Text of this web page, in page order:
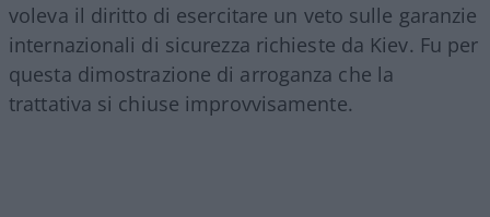
voleva il diritto di esercitare un veto sulle garanzie
internazionali di sicurezza richieste da Kiev. Fu per
questa dimostrazione di arroganza che la
trattativa si chiuse improvvisamente.